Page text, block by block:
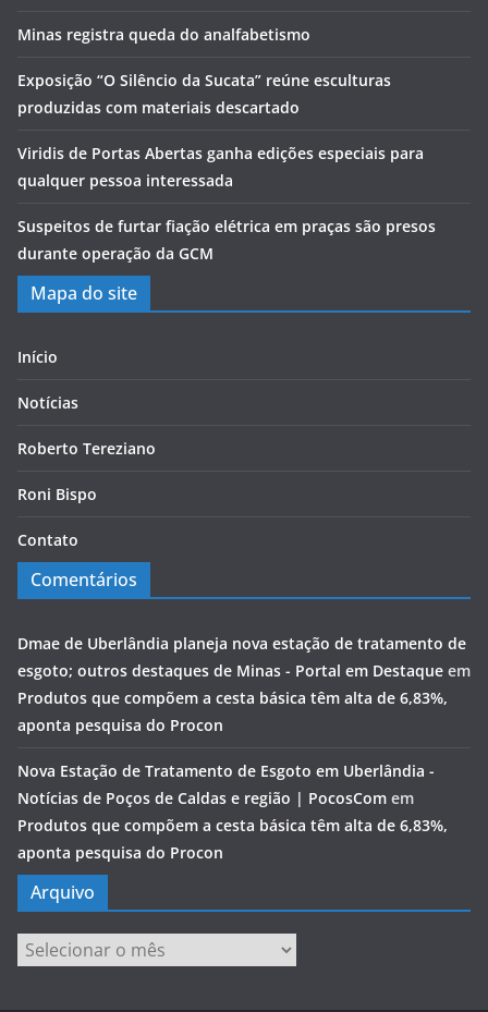
Minas registra queda do analfabetismo
Exposição “O Silêncio da Sucata” reúne esculturas
produzidas com materiais descartado
Viridis de Portas Abertas ganha edições especiais para
qualquer pessoa interessada
Suspeitos de furtar fiação elétrica em praças são presos
durante operação da GCM
Mapa do site
Início
Notícias
Roberto Tereziano
Roni Bispo
Contato
Comentários
Dmae de Uberlândia planeja nova estação de tratamento de
esgoto; outros destaques de Minas - Portal em Destaque em
Produtos que compõem a cesta básica têm alta de 6,83%,
aponta pesquisa do Procon
Nova Estação de Tratamento de Esgoto em Uberlândia -
Notícias de Poços de Caldas e região | PocosCom em
Produtos que compõem a cesta básica têm alta de 6,83%,
aponta pesquisa do Procon
Arquivo
Arquivo